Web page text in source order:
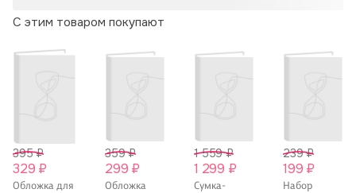
С этим товаром покупают
395 ₽
329 ₽
Обложка для
359 ₽
299 ₽
Обложка
1 559 ₽
1 299 ₽
Сумка-
239 ₽
199 ₽
Набор